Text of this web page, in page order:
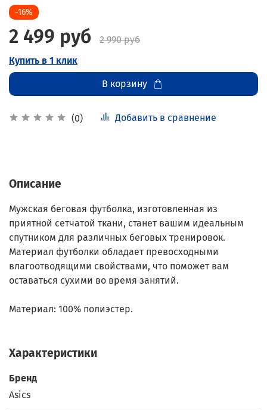
(0) Добавить в сравнение
-16%
2 499 руб
2 990 руб
Купить в 1 клик
В корзину
Описание
Мужская беговая футболка, изготовленная из
приятной сетчатой ткани, станет вашим идеальным
спутником для различных беговых тренировок.
Материал футболки обладает превосходными
влагоотводящими свойствами, что поможет вам
оставаться сухими во время занятий.
Материал: 100% полиэстер.
Характеристики
Бренд
Asics